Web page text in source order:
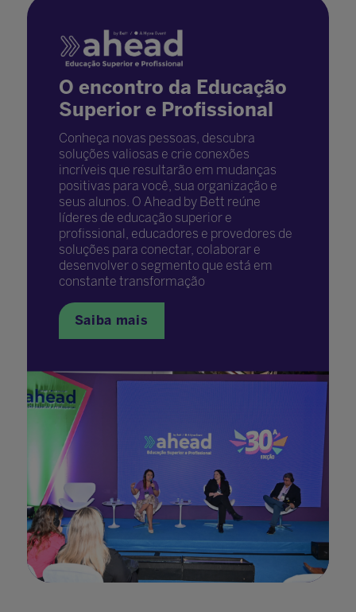
O encontro da Educação
Superior e Profissional
Conheça novas pessoas, descubra
soluções valiosas e crie conexões
incríveis que resultarão em mudanças
positivas para você, sua organização e
seus alunos. O Ahead by Bett reúne
líderes de educação superior e
profissional, educadores e provedores de
soluções para conectar, colaborar e
desenvolver o segmento que está em
constante transformação
Saiba mais